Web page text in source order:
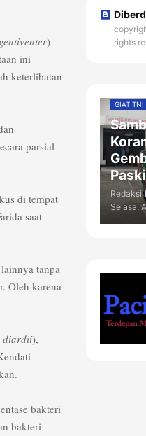
)
ini
keterlibatan
parsial
di tempat
saat
tanpa
Oleh karena
diardii),
bakteri
bakteri
rights
GIAT TNI
Redaksi
Selasa,